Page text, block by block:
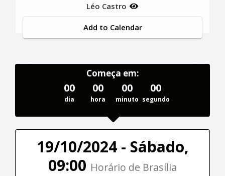
Léo Castro
Add to Calendar
Começa em:
00
dia
00
hora
00
minuto
00
segundo
19/10/2024 - Sábado,
09:00 Horário de Brasília